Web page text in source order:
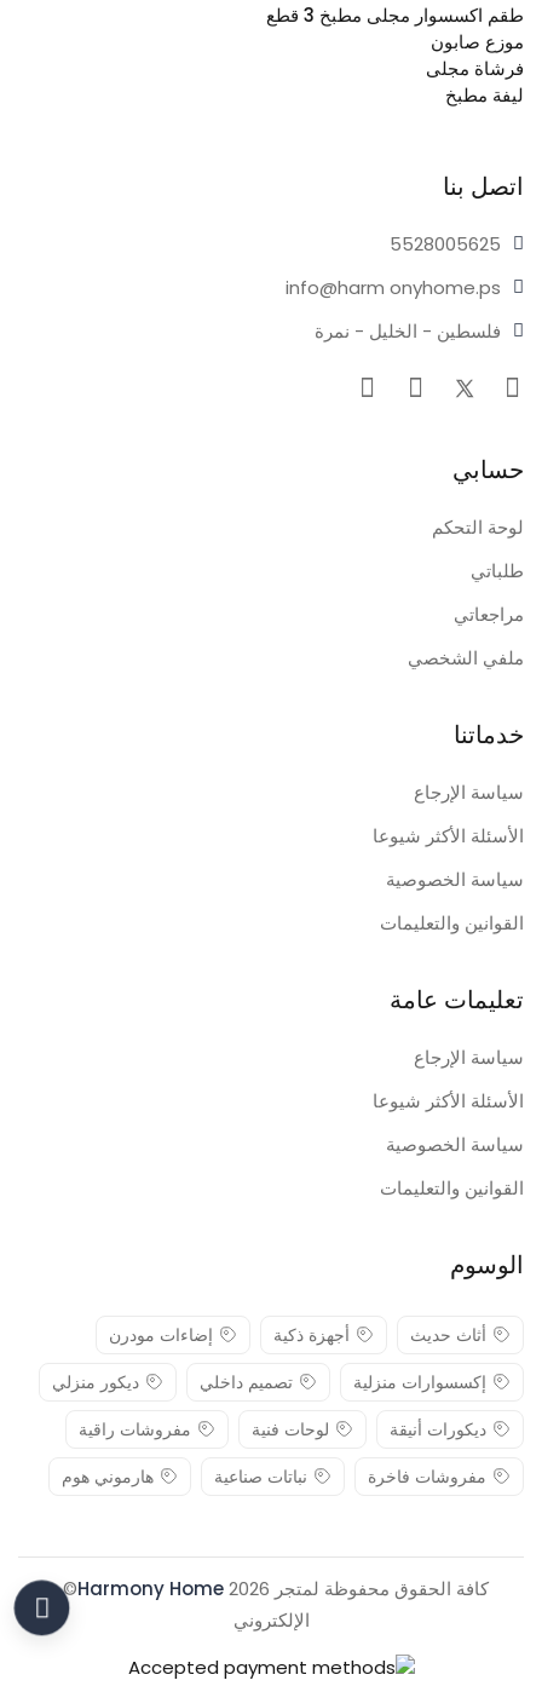
طقم اكسسوار مجلى مطبخ 3 قطع
موزع صابون
فرشاة مجلى
ليفة مطبخ
اتصل بنا
05625
55280
info@harm onyhome.ps
فلسطين - الخليل - نمرة
حسابي
لوحة التحكم
طلباتي
مراجعاتي
ملفي الشخصي
خدماتنا
سياسة الإرجاع
الأسئلة الأكثر شيوعا
سياسة الخصوصية
القوانين والتعليمات
تعليمات عامة
سياسة الإرجاع
الأسئلة الأكثر شيوعا
سياسة الخصوصية
القوانين والتعليمات
الوسوم
أثاث حديث أجهزة ذكية
إضاءات مودرن
إكسسوارات منزلية
تصميم داخلي
ديكور منزلي
ديكورات أنيقة
لوحات فنية
مفروشات راقية
مفروشات فاخرة
نباتات صناعية هارموني هوم
كافة الحقوق محفوظة لمتجر 2026 Harmony Home
© .
الإلكتروني